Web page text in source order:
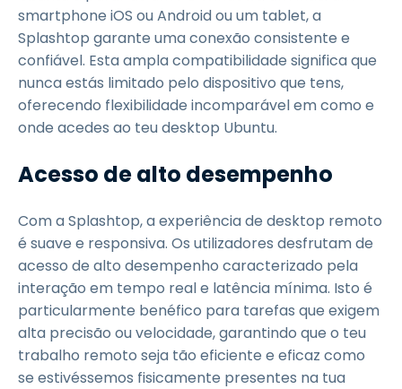
smartphone iOS ou Android ou um tablet, a
Splashtop garante uma conexão consistente e
confiável. Esta ampla compatibilidade significa que
nunca estás limitado pelo dispositivo que tens,
oferecendo flexibilidade incomparável em como e
onde acedes ao teu desktop Ubuntu.
Acesso de alto desempenho
Com a Splashtop, a experiência de desktop remoto
é suave e responsiva. Os utilizadores desfrutam de
acesso de alto desempenho caracterizado pela
interação em tempo real e latência mínima. Isto é
particularmente benéfico para tarefas que exigem
alta precisão ou velocidade, garantindo que o teu
trabalho remoto seja tão eficiente e eficaz como
se estivéssemos fisicamente presentes na tua